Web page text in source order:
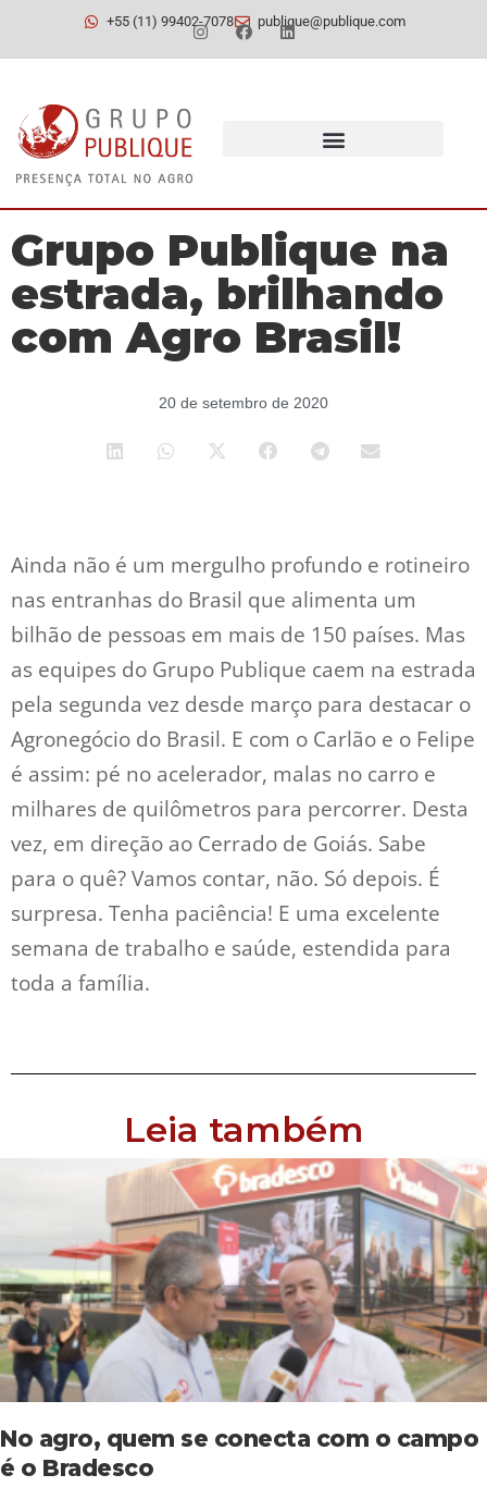
+55 (11) 99402-7078 publique@publique.com
Grupo Publique na
estrada, brilhando
com Agro Brasil!
20 de setembro de 2020
Ainda não é um mergulho profundo e rotineiro
nas entranhas do Brasil que alimenta um
bilhão de pessoas em mais de 150 países. Mas
as equipes do Grupo Publique caem na estrada
pela segunda vez desde março para destacar o
Agronegócio do Brasil. E com o Carlão e o Felipe
é assim: pé no acelerador, malas no carro e
milhares de quilômetros para percorrer. Desta
vez, em direção ao Cerrado de Goiás. Sabe
para o quê? Vamos contar, não. Só depois. É
surpresa. Tenha paciência! E uma excelente
semana de trabalho e saúde, estendida para
toda a família.
Leia também
No agro, quem se conecta com o campo
é o Bradesco